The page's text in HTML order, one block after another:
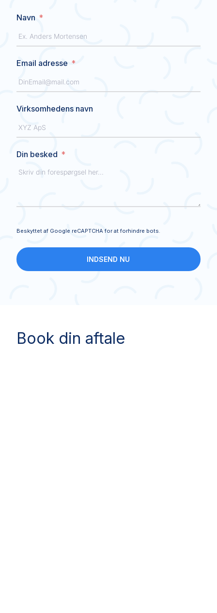
Navn
Email adresse
Virksomhedens navn
Din besked
Beskyttet af Google reCAPTCHA for at forhindre bots.
INDSEND NU
Book din aftale